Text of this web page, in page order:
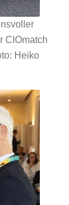
CIOmatch
Heiko